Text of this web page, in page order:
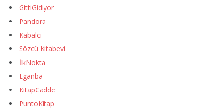
GittiGidiyor
Pandora
Kabalcı
Sözcü Kitabevi
İlkNokta
Eganba
KitapCadde
PuntoKitap